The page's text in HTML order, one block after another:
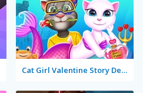
Cat Girl Valentine Story Deep Water